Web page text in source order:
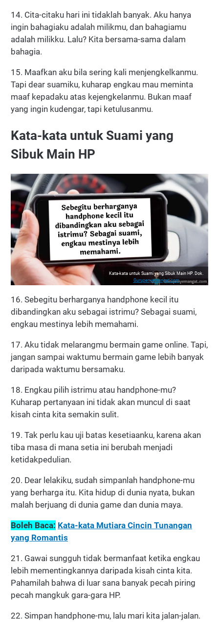
14. Cita-citaku hari ini tidaklah banyak. Aku hanya
ingin bahagiaku adalah milikmu, dan bahagiamu
adalah milikku. Lalu? Kita bersama-sama dalam
bahagia.
15. Maafkan aku bila sering kali menjengkelkanmu.
Tapi dear suamiku, kuharap engkau mau meminta
maaf kepadaku atas kejengkelanmu. Bukan maaf
yang ingin kudengar, tapi ketulusanmu.
Kata-kata untuk Suami yang
Sibuk Main HP
Kata-kata untuk Suami yang Sibuk Main HP. Dok.
Gurupenyemangat.com
16. Sebegitu berharganya handphone kecil itu
dibandingkan aku sebagai istrimu? Sebagai suami,
engkau mestinya lebih memahami.
17. Aku tidak melarangmu bermain game online. Tapi,
jangan sampai waktumu bermain game lebih banyak
daripada waktumu bersamaku.
18. Engkau pilih istrimu atau handphone-mu?
Kuharap pertanyaan ini tidak akan muncul di saat
kisah cinta kita semakin sulit.
19. Tak perlu kau uji batas kesetiaanku, karena akan
tiba masa di mana setia ini berubah menjadi
ketidakpedulian.
20. Dear lelakiku, sudah simpanlah handphone-mu
yang berharga itu. Kita hidup di dunia nyata, bukan
malah berjuang di dunia game dan dunia maya.
Boleh Baca: Kata-kata Mutiara Cincin Tunangan
yang Romantis
21. Gawai sungguh tidak bermanfaat ketika engkau
lebih mementingkannya daripada kisah cinta kita.
Pahamilah bahwa di luar sana banyak pecah piring
pecah mangkuk gara-gara HP.
22. Simpan handphone-mu, lalu mari kita jalan-jalan.